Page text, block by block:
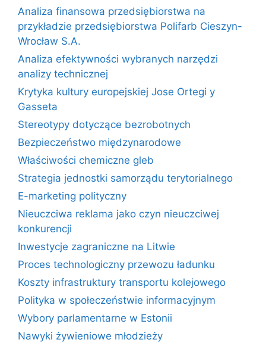
Analiza finansowa przedsiębiorstwa na
przykładzie przedsiębiorstwa Polifarb Cieszyn-
Wrocław S.A.
Analiza efektywności wybranych narzędzi
analizy technicznej
Krytyka kultury europejskiej Jose Ortegi y
Gasseta
Stereotypy dotyczące bezrobotnych
Bezpieczeństwo międzynarodowe
Właściwości chemiczne gleb
Strategia jednostki samorządu terytorialnego
E-marketing polityczny
Nieuczciwa reklama jako czyn nieuczciwej
konkurencji
Inwestycje zagraniczne na Litwie
Proces technologiczny przewozu ładunku
Koszty infrastruktury transportu kolejowego
Polityka w społeczeństwie informacyjnym
Wybory parlamentarne w Estonii
Nawyki żywieniowe młodzieży